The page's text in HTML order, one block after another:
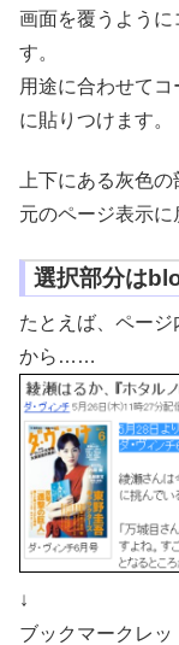
画面を覆うように
す。
用途に合わせて
に貼りつけます。
上下にある灰色の
元のページ表示に
選択部分は
たとえば、ペー
から……
↓
ブックマークレッ